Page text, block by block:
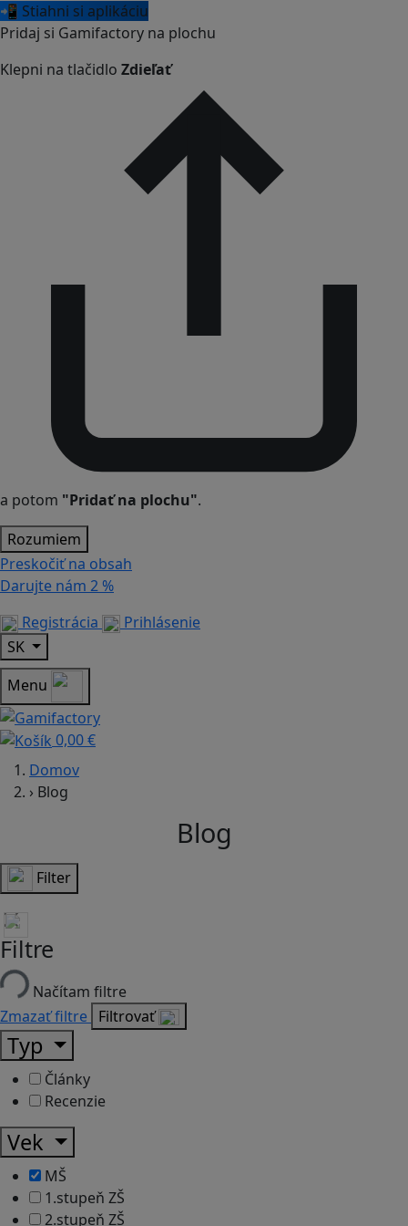
📲 Stiahni si aplikáciu
Pridaj si Gamifactory na plochu
Klepni na tlačidlo Zdieľať
a potom "Pridať na plochu".
Rozumiem
Preskočiť na obsah
Darujte nám 2 %
Registrácia
Prihlásenie
SK
Menu
0,00 €
Domov
› Blog
Blog
Filter
Filtre
Načítam filtre
Zmazať filtre Filtrovať
Typ
Články
Recenzie
Vek
MŠ
1.stupeň ZŠ
2.stupeň ZŠ